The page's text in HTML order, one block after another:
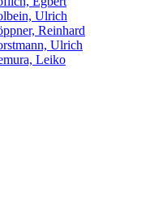
Ulrich
Reinhard
Ulrich
Leiko